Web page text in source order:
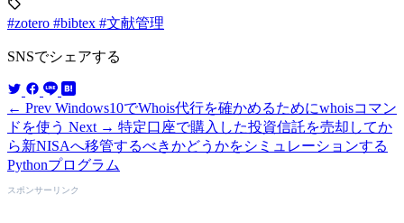
#zotero #bibtex #文献管理
SNSでシェアする
← Prev Windows10でWhois代行を確かめるためにwhoisコマン
ドを使う Next → 特定口座で購入した投資信託を売却してか
ら新NISAへ移管するべきかどうかをシミュレーションする
Pythonプログラム
スポンサーリンク